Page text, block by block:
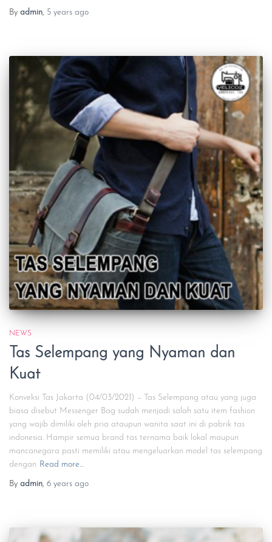
By admin, 5 years ago
NEWS
Tas Selempang yang Nyaman dan
Kuat
Konveksi Tas Jakarta (04/03/2021) – Tas Selempang atau yang juga
biasa disebut Messenger Bag sudah menjadi salah satu item fashion
yang wajib dimiliki oleh pria ataupun wanita saat ini di pabrik tas
indonesia. Hampir semua brand tas ternama baik lokal maupun
mancanegara pasti memiliki atau mengeluarkan model tas selempang
dengan Read more…
By admin, 6 years ago